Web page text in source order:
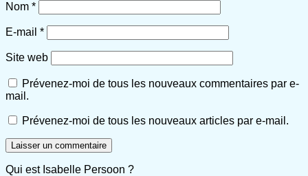
Nom *
E-mail *
Site web
Prévenez-moi de tous les nouveaux commentaires par e-
mail.
Prévenez-moi de tous les nouveaux articles par e-mail.
Qui est Isabelle Persoon ?